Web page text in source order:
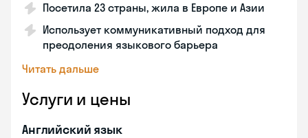
Посетила 23 страны, жила в Европе и Азии
Использует коммуникативный подход для
преодоления языкового барьера
Читать дальше
Услуги и цены
Английский язык